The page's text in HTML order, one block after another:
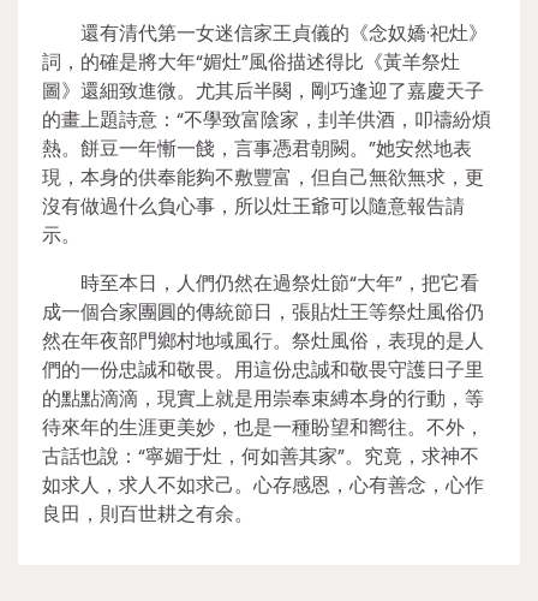
還有清代第一女迷信家王貞儀的《念奴嬌·祀灶》
詞，的確是將大年“媚灶”風俗描述得比《黃羊祭灶
圖》還細致進微。尤其后半闋，剛巧逢迎了嘉慶天子
的畫上題詩意：“不學致富陰家，刲羊供酒，叩禱紛煩
熱。餅豆一年慚一餞，言事憑君朝闕。”她安然地表
現，本身的供奉能夠不敷豐富，但自己無欲無求，更
沒有做過什么負心事，所以灶王爺可以隨意報告請
示。
時至本日，人們仍然在過祭灶節“大年”，把它看
成一個合家團圓的傳統節日，張貼灶王等祭灶風俗仍
然在年夜部門鄉村地域風行。祭灶風俗，表現的是人
們的一份忠誠和敬畏。用這份忠誠和敬畏守護日子里
的點點滴滴，現實上就是用崇奉束縛本身的行動，等
待來年的生涯更美妙，也是一種盼望和嚮往。不外，
古話也說：“寧媚于灶，何如善其家”。究竟，求神不
如求人，求人不如求己。心存感恩，心有善念，心作
良田，則百世耕之有余。